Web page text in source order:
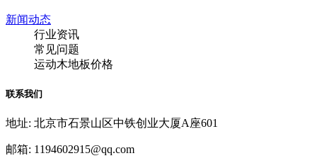
新闻动态
行业资讯
常见问题
运动木地板价格
联系我们
地址: 北京市石景山区中铁创业大厦A座601
邮箱: 1194602915@qq.com